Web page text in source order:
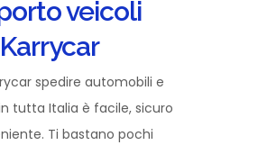
veicoli
spedire automobili e
tutta Italia è facile, sicuro
Ti bastano pochi